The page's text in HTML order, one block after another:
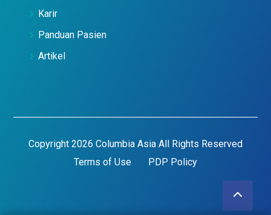
Karir
Panduan Pasien
Artikel
Copyright 2026 Columbia Asia All Rights Reserved
Terms of Use
PDP Policy